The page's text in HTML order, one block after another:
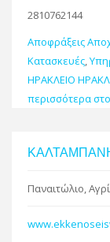
2810762144
Αποφράξεις
Κατασκευές,
ΗΡΑΚΛΕΙΟ
περισσότερα
Παναιτώλιο,